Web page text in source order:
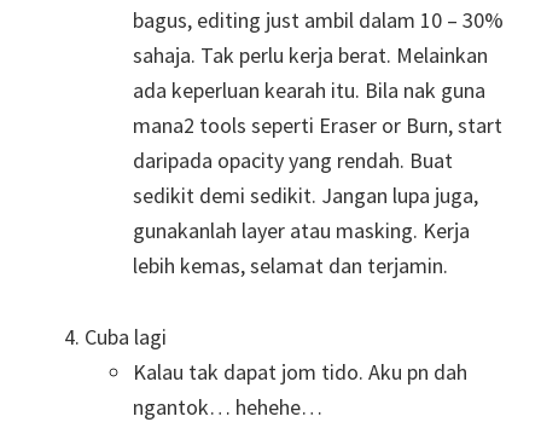
bagus, editing just ambil dalam 10 – 30%
sahaja. Tak perlu kerja berat. Melainkan
ada keperluan kearah itu. Bila nak guna
mana2 tools seperti Eraser or Burn, start
daripada opacity yang rendah. Buat
sedikit demi sedikit. Jangan lupa juga,
gunakanlah layer atau masking. Kerja
lebih kemas, selamat dan terjamin.
Cuba lagi
Kalau tak dapat jom tido. Aku pn dah
ngantok… hehehe…